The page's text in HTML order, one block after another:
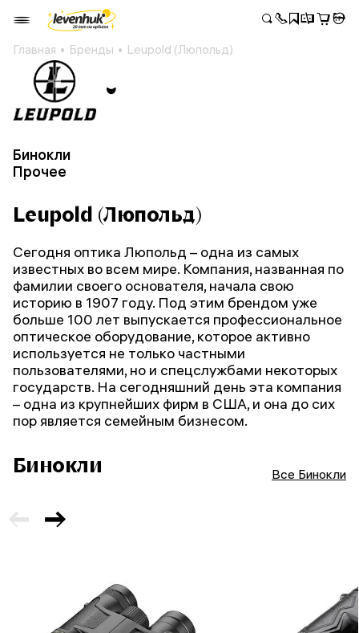
Главная Бренды Leupold (Люпольд)
Бинокли
Прочее
Leupold (Люпольд)
Сегодня оптика Люпольд – одна из самых
известных во всем мире. Компания, названная по
фамилии своего основателя, начала свою
историю в 1907 году. Под этим брендом уже
больше 100 лет выпускается профессиональное
оптическое оборудование, которое активно
используется не только частными
пользователями, но и спецслужбами некоторых
государств. На сегодняшний день эта компания
– одна из крупнейших фирм в США, и она до сих
пор является семейным бизнесом.
Бинокли Все Бинокли